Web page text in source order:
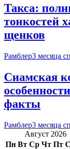
Такса:
тонкостей
щенков
Рамблер3 месяца
Сиамская
факты
Рамблер3 месяца
Август 2026
Пн Вт Ср Чт Пт